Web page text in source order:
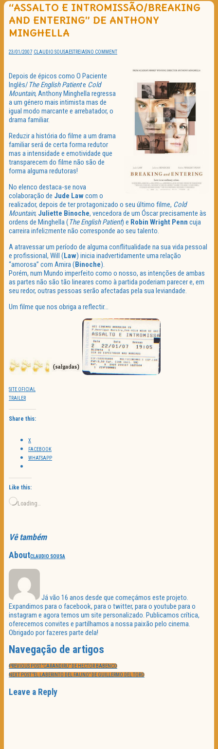
“ASSALTO E INTROMISSÃO/BREAKING
AND ENTERING” DE ANTHONY
MINGHELLA
23/01/2007 CLAUDIO SOUSAESTREIASNO COMMENT
Depois de épicos como O Paciente
Inglês/ The English Patiente Cold
Mountain, Anthony Minghella regressa
a um género mais intimista mas de
igual modo marcante e arrebatador, o
drama familiar.
Reduzir a história do filme a um drama
familiar será de certa forma redutor
mas a intensidade e emotividade que
transparecem do filme não são de
forma alguma redutoras!
No elenco destaca-se nova
colaboração de Jude Lawcom o
realizador, depois de ter protagonizado o seu último filme, Cold
Mountain; Juliette Binoche, vencedora de um Óscar precisamente às
ordens de Minghella ( The English Patient) e Robin Wright Penn cuja
carreira infelizmente não corresponde ao seu talento.
A atravessar um período de alguma conflitualidade na sua vida pessoal
e profissional, Will (Law) inicia inadvertidamente uma relação
“amorosa” com Amira (Binoche).
Porém, num Mundo imperfeito como o nosso, as intenções de ambas
as partes não são tão lineares como à partida poderiam parecer e, em
seu redor, outras pessoas serão afectadas pela sua leviandade.
Um filme que nos obriga a reflectir…
SITE OFICIAL
TRAILER
Share this:
X
FACEBOOK
WHATSAPP
Like this:
Loading…
Vê também
AboutCLAUDIO SOUSA
Já vão 16 anos desde que começámos este projeto.
Expandimos para o facebook, para o twitter, para o youtube para o
instagram e agora temos um site personalizado. Publicamos crítica,
oferecemos convites e partilhamos a nossa paixão pelo cinema.
Obrigado por fazeres parte dela!
Navegação de artigos
PREVIOUS POST:“CARANDIRU” DE HECTOR BABENCO
NEXT POST:“EL LABERINTO DEL FAUNO” DE GUILLERMO DEL TORO
Leave a Reply